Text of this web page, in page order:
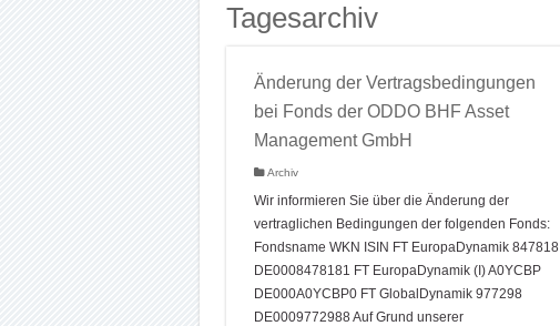
Tagesarchiv
Änderung der Vertragsbedingungen
bei Fonds der ODDO BHF Asset
Management GmbH
Archiv
Wir informieren Sie über die Änderung der
vertraglichen Bedingungen der folgenden Fonds:
Fondsname WKN ISIN FT EuropaDynamik 847818
DE0008478181 FT EuropaDynamik (I) A0YCBP
DE000A0YCBP0 FT GlobalDynamik 977298
DE0009772988 Auf Grund unserer